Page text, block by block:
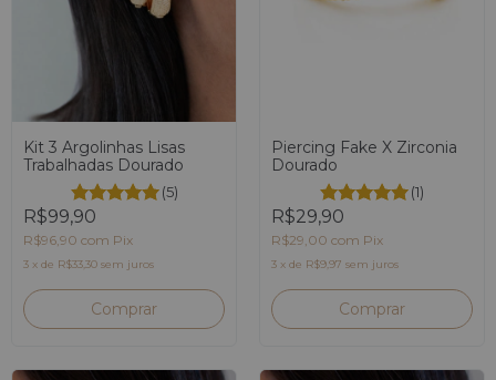
Kit 3 Argolinhas Lisas
Trabalhadas Dourado
(5)
R$99,90
R$96,90 com Pix
3 x de R$33,30 sem juros
Piercing Fake X Zirconia
Dourado
(1)
R$29,90
R$29,00 com Pix
3 x de R$9,97 sem juros